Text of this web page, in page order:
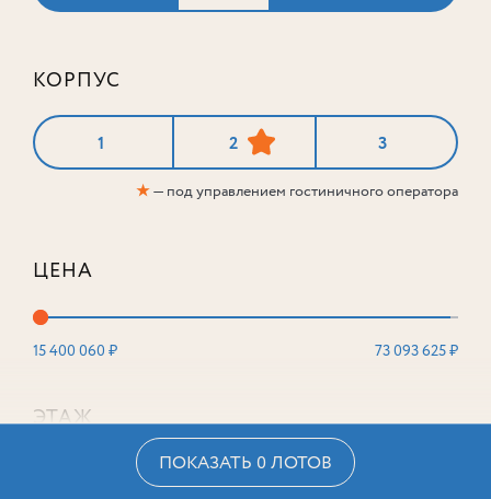
КОРПУС
1 2 3
★— под управлением гостиничного оператора
ЦЕНА
15 400 060 ₽ 73 093 625 ₽
ЭТАЖ
ПОКАЗАТЬ 0 ЛОТОВ